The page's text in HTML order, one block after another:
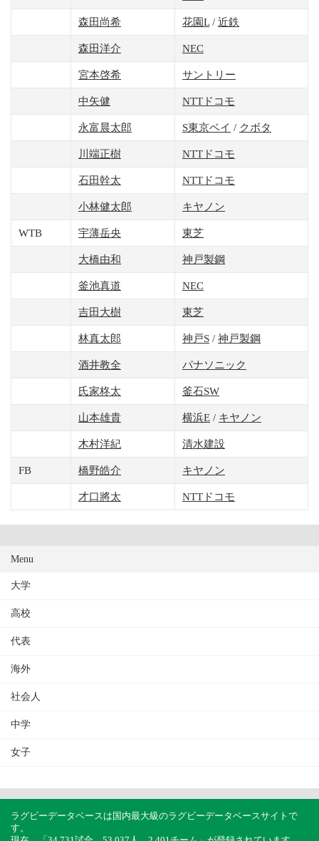
森田尚希 花園L/ 近鉄
森田洋介 NEC
宮本啓希 サントリー
中矢健 NTTドコモ
永富晨太郎 S東京ベイ / クボタ
川端正樹 NTTドコモ
石田幹太 NTTドコモ
小林健太郎 キヤノン
WTB 宇薄岳央 東芝
大橋由和 神戸製鋼
釜池真道 NEC
吉田大樹 東芝
林真太郎 神戸S / 神戸製鋼
酒井教全 パナソニック
氏家柊太 釜石SW
山本雄貴 横浜E / キヤノン
木村洋紀 清水建設
FB 橋野皓介 キヤノン
才口將太 NTTドコモ
Menu
大学
高校
代表
海外
社会人
中学
女子
ラグビーデータベースは国内最大級のラグビーデータベースサイトで
す。